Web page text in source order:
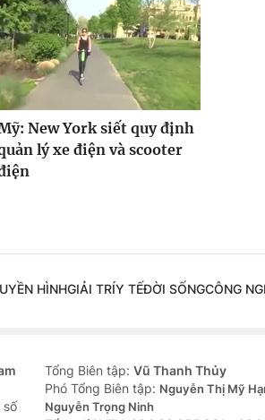
New York siết quy định
lý xe điện và scooter
HÌNHGIẢI TRÍY TẾĐỜI SỐNGCÔNG
số
Tổng Biên tập: Vũ Thanh Thủy
Phó Tổng Biên tập: Nguyễn Thị Mỹ
Nguyễn Trọng Ninh